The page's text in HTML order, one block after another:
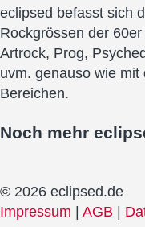
eclipsed befasst sich
Rockgrössen der
Artrock, Prog,
uvm. genauso wie
Bereichen.
Noch mehr
© 2026 eclipsed.de
Impressum | AGB |